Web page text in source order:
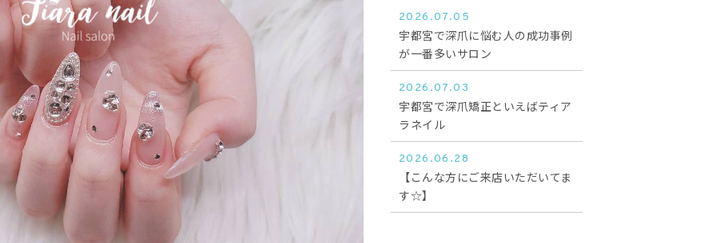
2026.07.05
宇都宮で深爪に悩む人の成功事例
が一番多いサロン
2026.07.03
宇都宮で深爪矯正といえばティア
ラネイル
2026.06.28
【こんな方にご来店いただいてま
す☆】